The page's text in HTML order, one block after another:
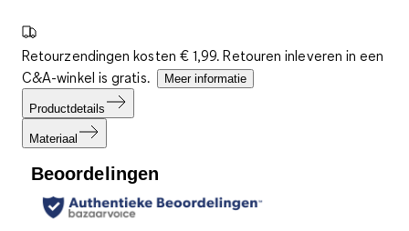
Retourzendingen kosten € 1,99. Retouren inleveren in een
C&A-winkel is gratis.
Meer informatie
Productdetails
Materiaal
Beoordelingen